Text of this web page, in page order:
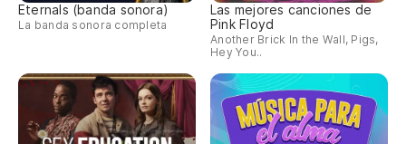
Eternals (banda sonora)
La banda sonora completa
Las mejores canciones de
Pink Floyd
Another Brick In the Wall, Pigs,
Hey You..